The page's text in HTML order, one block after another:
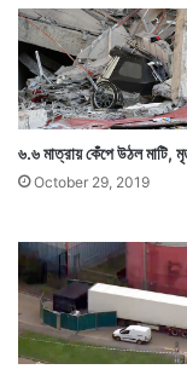
৬.৬ মাত্রায় কেঁপে উঠল মাটি,
October 29, 2019